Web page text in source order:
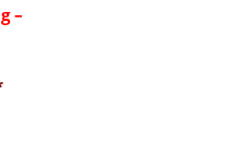
–